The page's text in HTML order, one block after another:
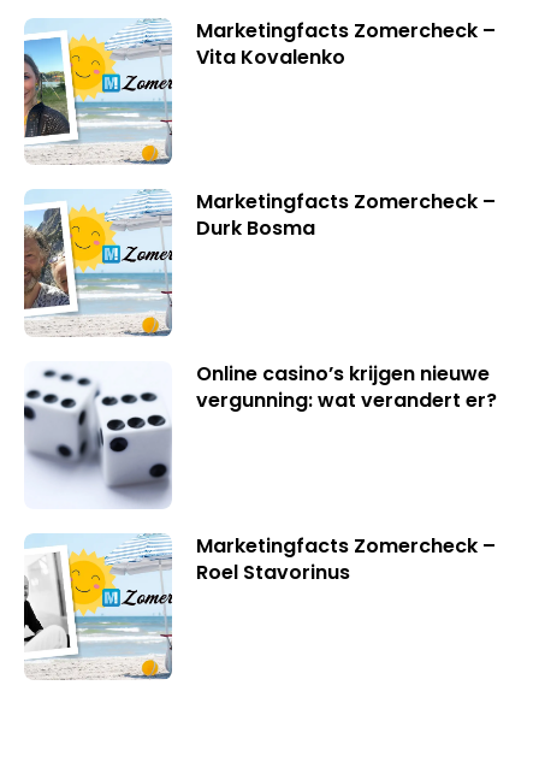
Marketingfacts Zomercheck –
Vita Kovalenko
Marketingfacts Zomercheck –
Durk Bosma
Online casino’s krijgen nieuwe
vergunning: wat verandert er?
Marketingfacts Zomercheck –
Roel Stavorinus